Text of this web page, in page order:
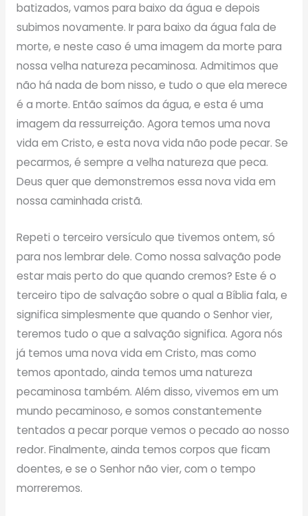
batizados, vamos para baixo da água e depois
subimos novamente. Ir para baixo da água fala de
morte, e neste caso é uma imagem da morte para
nossa velha natureza pecaminosa. Admitimos que
não há nada de bom nisso, e tudo o que ela merece
é a morte. Então saímos da água, e esta é uma
imagem da ressurreição. Agora temos uma nova
vida em Cristo, e esta nova vida não pode pecar. Se
pecarmos, é sempre a velha natureza que peca.
Deus quer que demonstremos essa nova vida em
nossa caminhada cristã.
Repeti o terceiro versículo que tivemos ontem, só
para nos lembrar dele. Como nossa salvação pode
estar mais perto do que quando cremos? Este é o
terceiro tipo de salvação sobre o qual a Bíblia fala, e
significa simplesmente que quando o Senhor vier,
teremos tudo o que a salvação significa. Agora nós
já temos uma nova vida em Cristo, mas como
temos apontado, ainda temos uma natureza
pecaminosa também. Além disso, vivemos em um
mundo pecaminoso, e somos constantemente
tentados a pecar porque vemos o pecado ao nosso
redor. Finalmente, ainda temos corpos que ficam
doentes, e se o Senhor não vier, com o tempo
morreremos.